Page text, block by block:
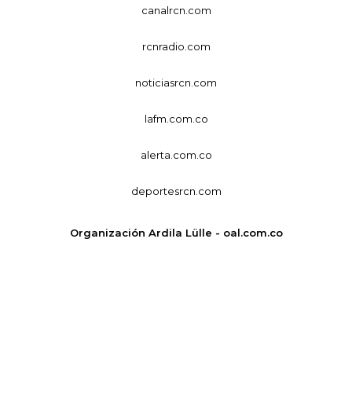
canalrcn.com
rcnradio.com
noticiasrcn.com
lafm.com.co
alerta.com.co
deportesrcn.com
Organización Ardila Lülle - oal.com.co